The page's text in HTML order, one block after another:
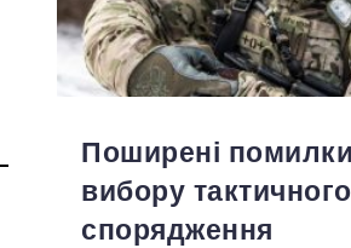
Поширені
вибору тактичного
спорядження